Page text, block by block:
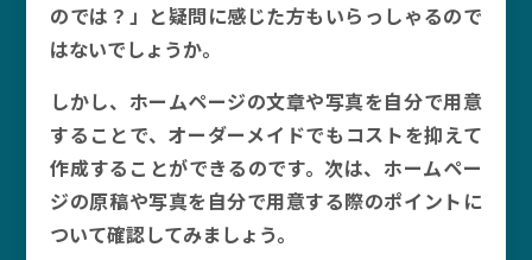
のでは？」と疑問に感じた方もいらっしゃるので
はないでしょうか。
しかし、ホームページの文章や写真を自分で用意
することで、オーダーメイドでもコストを抑えて
作成することができるのです。次は、ホームペー
ジの原稿や写真を自分で用意する際のポイントに
ついて確認してみましょう。